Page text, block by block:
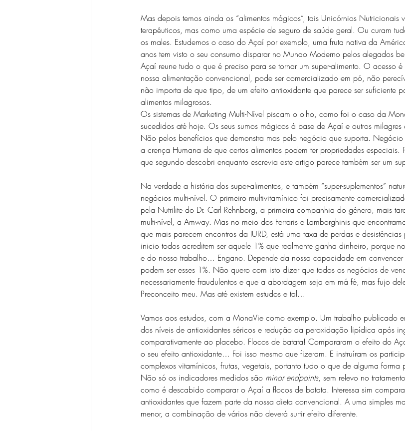
Mas depois temos ainda os “alimentos mágicos”, tais Unicórnios Nutricionais
terapêuticos, mas como uma espécie de seguro de saúde geral. Ou curam
os males. Estudemos o caso do Açaí por exemplo, uma fruta nativa da
anos tem visto o seu consumo disparar no Mundo Moderno pelos alegados
Açaí reune tudo o que é preciso para se tornar um super-alimento. O acesso
nossa alimentação convencional, pode ser comercializado em pó, não
não importa de que tipo, de um efeito antioxidante que parece ser suficiente
alimentos milagrosos.
Os sistemas de Marketing Multi-Nível piscam o olho, como foi o caso da
sucedidos até hoje. Os seus sumos mágicos à base de Açaí e outros milagres
Não pelos benefícios que demonstra mas pelo negócio que suporta.
a crença Humana de que certos alimentos podem ter propriedades especiais.
que segundo descobri enquanto escrevia este artigo parece também ser um
Na verdade a história dos super-alimentos, e também “super-suplementos”
negócios multi-nível. O primeiro multivitamínico foi precisamente
pela Nutrilite do Dr. Carl Rehnborg, a primeira companhia do género, mais
multi-nível, a Amway. Mas no meio dos Ferraris e Lamborghinis que
que mais parecem encontros da IURD, está uma taxa de perdas e
inicio todos acreditem ser aquele 1% que realmente ganha dinheiro, porque
e do nosso trabalho… Engano. Depende da nossa capacidade em convencer
podem ser esses 1%. Não quero com isto dizer que todos os negócios de
necessariamente fraudulentos e que a abordagem seja em má fé, mas fujo
Preconceito meu. Mas até existem estudos e tal…
Vamos aos estudos, com a MonaVie como exemplo. Um trabalho publicado
dos níveis de antioxidantes séricos e redução da peroxidação lipídica após
comparativamente ao placebo. Flocos de batata! Compararam o efeito do
o seu efeito antioxidante… Foi isso mesmo que fizeram. E instruíram os
complexos vitamínicos, frutas, vegetais, portanto tudo o que de alguma
Não só os indicadores medidos são minor endpoints, sem relevo no
como é descabido comparar o Açaí a flocos de batata. Interessa sim
antioxidantes que fazem parte da nossa dieta convencional. A uma simples
menor, a combinação de vários não deverá surtir efeito diferente.